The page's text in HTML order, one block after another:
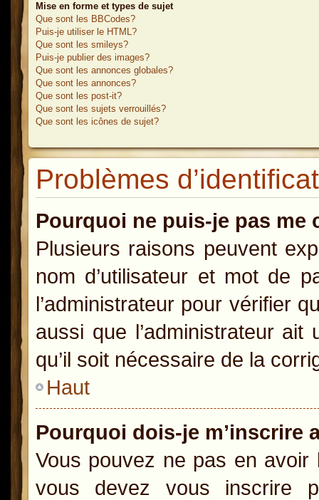
Mise en forme et types de sujet
Que sont les BBCodes?
Puis-je utiliser le HTML?
Que sont les smileys?
Puis-je publier des images?
Que sont les annonces globales?
Que sont les annonces?
Que sont les post-it?
Que sont les sujets verrouillés?
Que sont les icônes de sujet?
Problèmes
Pourquoi ne puis-je pas me
Plusieurs raisons peuvent
nom d’utilisateur et mot de
l’administrateur pour vérifier
aussi que l’administrateur
qu’il soit nécessaire de la
Haut
Pourquoi dois-je m’inscrire
Vous pouvez ne pas en avoir
vous devez vous inscrire